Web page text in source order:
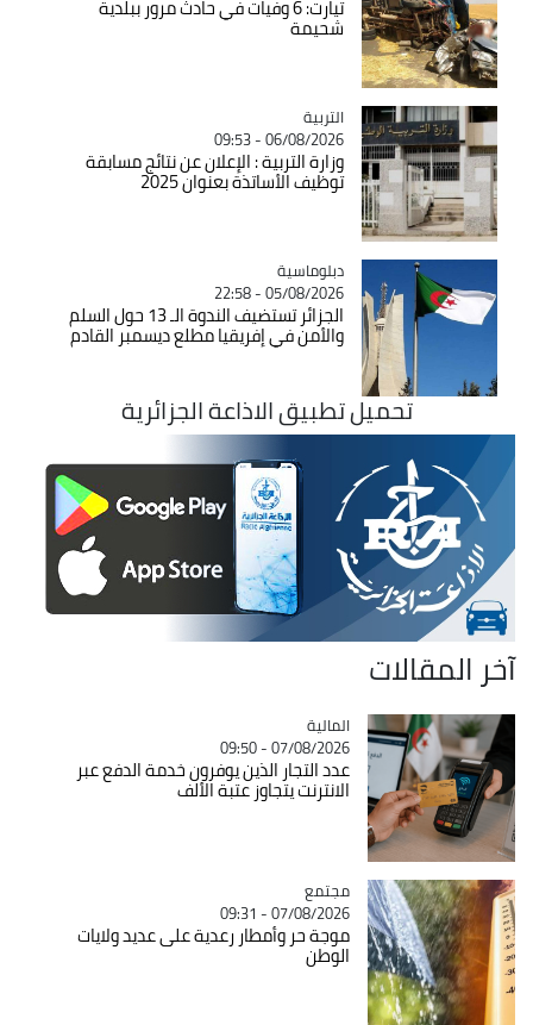
تيارت: 6 وفيات في حادث مرور ببلدية
شحيمة
Catégorie
التربية
06/08/2026 - 09:53
وزارة التربية : الإعلان عن نتائج مسابقة
توظيف الأساتذة بعنوان 2025
Catégorie
دبلوماسية
05/08/2026 - 22:58
الجزائر تستضيف الندوة الـ 13 حول السلم
والأمن في إفريقيا مطلع ديسمبر القادم
تحميل تطبيق الاذاعة الجزائرية
آخر المقالات
Catégorie
المالية
07/08/2026 - 09:50
عدد التجار الذين يوفرون خدمة الدفع عبر
الانترنت يتجاوز عتبة الألف
Catégorie
مجتمع
07/08/2026 - 09:31
موجة حر وأمطار رعدية على عديد ولايات
الوطن